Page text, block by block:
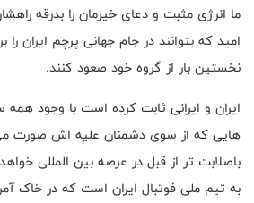
ما انرژی مثبت و دعای خیرمان را بدرقه
امید که بتوانند در جام جهانی پرچم ایران را
نخستین بار از گروه خود صعود کنند.
ایران و ایرانی ثابت کرده است با وجود
هایی که از سوی دشمنان علیه اش صورت می
باصلابت تر از قبل در عرصه بین المللی
به تیم ملی فوتبال ایران است که در خاک